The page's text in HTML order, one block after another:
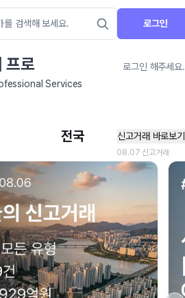
로그인
프로
로그인 해주세요.
Services